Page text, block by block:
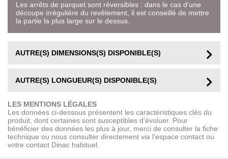
Les arrêts de parquet sont réversibles : dans le cas d’une
découpe irrégulière du revêtement, il est conseillé de mettre
la partie la plus large sur le dessus.
AUTRE(S) DIMENSIONS(S) DISPONIBLE(S)
AUTRE(S) LONGUEUR(S) DISPONIBLE(S)
LES MENTIONS LÉGALES
Les données ci-dessous présentent les caractéristiques clés du
produit, dont certaines sont susceptibles d’évoluer. Pour
bénéficier des données les plus à jour, merci de consulter la fiche
technique ou nous consulter directement via l’espace contact ou
votre contact Dinac habituel.